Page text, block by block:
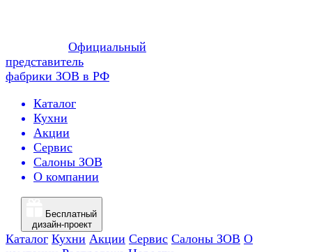
Официальный
представитель
фабрики ЗОВ в РФ
Каталог
Кухни
Акции
Сервис
Салоны ЗОВ
О компании
Бесплатный
дизайн-проект
Каталог Кухни Акции Сервис Салоны ЗОВ О